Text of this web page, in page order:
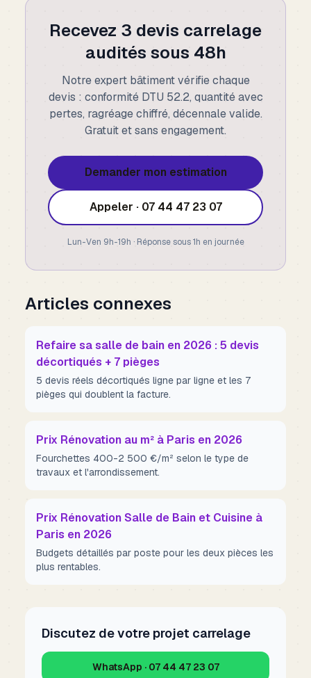
Recevez 3 devis carrelage
audités sous 48h
Notre expert bâtiment vérifie chaque
devis : conformité DTU 52.2, quantité avec
pertes, ragréage chiffré, décennale valide.
Gratuit et sans engagement.
Demander mon estimation
Appeler · 07 44 47 23 07
Lun-Ven 9h-19h · Réponse sous 1h en journée
Articles connexes
Refaire sa salle de bain en 2026 : 5 devis
décortiqués + 7 pièges
5 devis réels décortiqués ligne par ligne et les 7
pièges qui doublent la facture.
Prix Rénovation au m² à Paris en 2026
Fourchettes 400-2 500 €/m² selon le type de
travaux et l'arrondissement.
Prix Rénovation Salle de Bain et Cuisine à
Paris en 2026
Budgets détaillés par poste pour les deux pièces les
plus rentables.
Discutez de votre projet carrelage
WhatsApp · 07 44 47 23 07